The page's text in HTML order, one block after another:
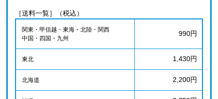
［送料一覧］（税込）
関東・甲信越・東海・北陸・関西
中国・四国・九州
990円
東北 1,430円
北海道 2,200円